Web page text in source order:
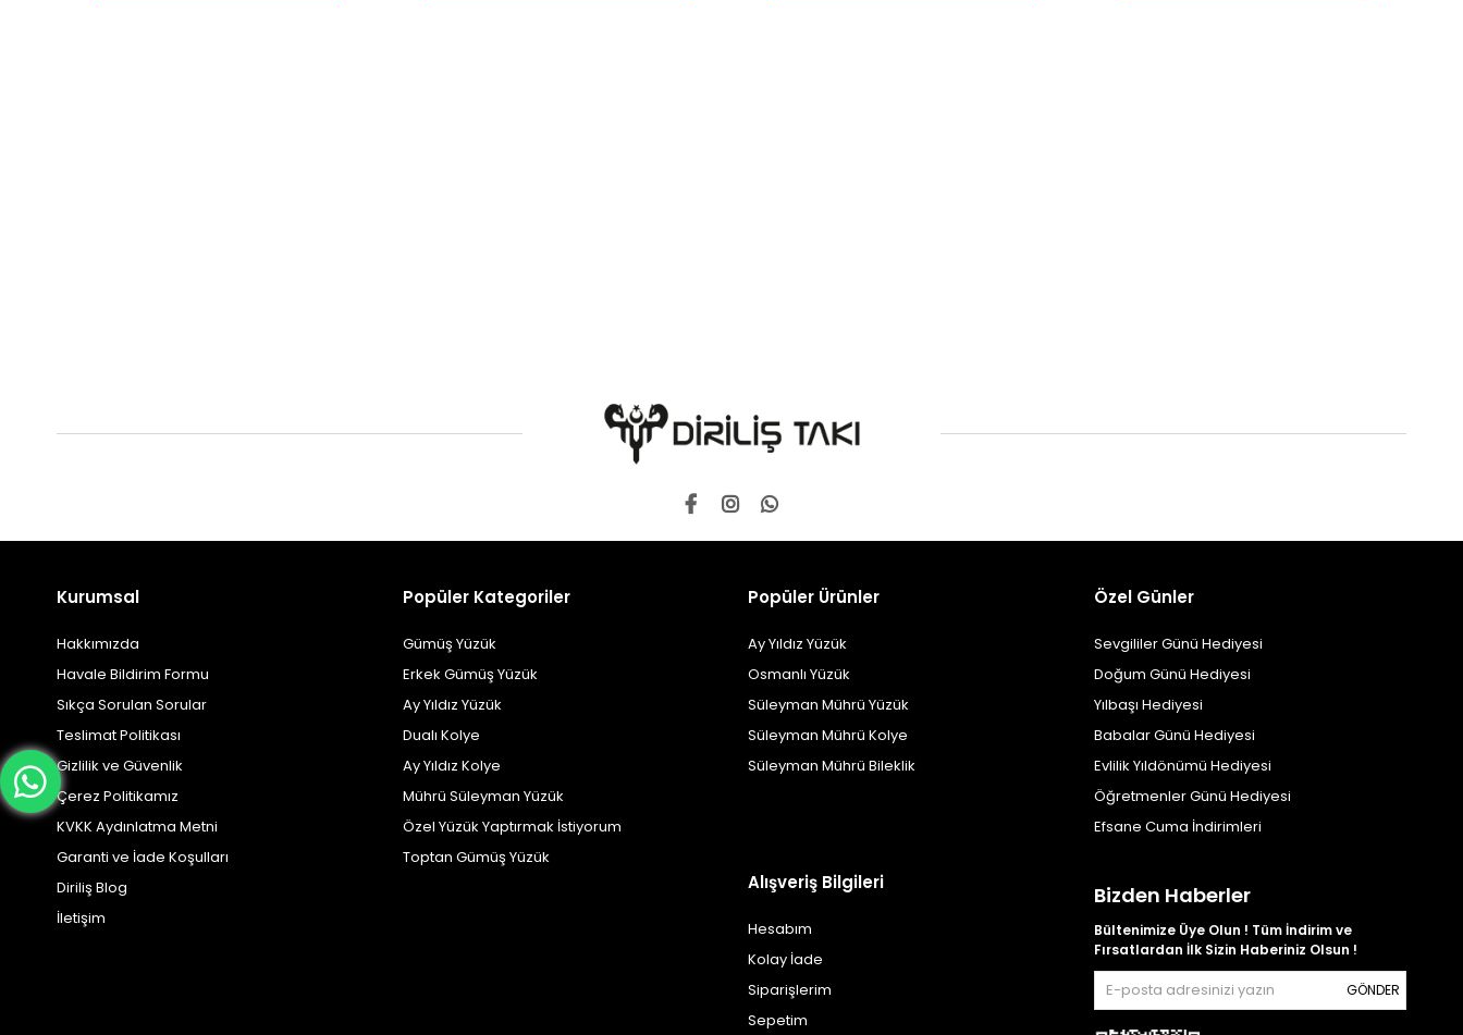
Kurumsal
Hakkımızda
Havale Bildirim Formu
Sıkça Sorulan Sorular
Teslimat Politikası
Gizlilik ve Güvenlik
Çerez Politikamız
KVKK Aydınlatma Metni
Garanti ve İade Koşulları
Diriliş Blog
İletişim
Popüler Kategoriler
Gümüş Yüzük
Erkek Gümüş Yüzük
Ay Yıldız Yüzük
Dualı Kolye
Ay Yıldız Kolye
Mührü Süleyman Yüzük
Özel Yüzük Yaptırmak İstiyorum
Toptan Gümüş Yüzük
Popüler Ürünler
Ay Yıldız Yüzük
Osmanlı Yüzük
Süleyman Mührü Yüzük
Süleyman Mührü Kolye
Süleyman Mührü Bileklik
Özel Günler
Sevgililer Günü Hediyesi
Doğum Günü Hediyesi
Yılbaşı Hediyesi
Babalar Günü Hediyesi
Evlilik Yıldönümü Hediyesi
Öğretmenler Günü Hediyesi
Efsane Cuma İndirimleri
Alışveriş Bilgileri
Hesabım
Kolay İade
Siparişlerim
Sepetim
Bizden Haberler
Bültenimize Üye Olun ! Tüm İndirim ve
Fırsatlardan İlk Sizin Haberiniz Olsun !
GÖNDER